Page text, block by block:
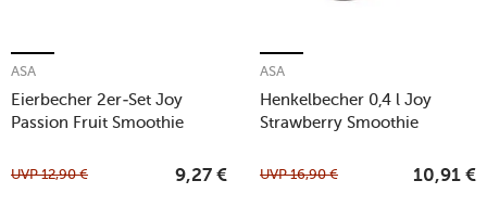
Eierbecher 2er-Set Joy
Passion Fruit Smoothie
ASA
UVP12,90 € 9,27 €
Henkelbecher 0,4 l Joy
Strawberry Smoothie
ASA
UVP16,90 € 10,91 €